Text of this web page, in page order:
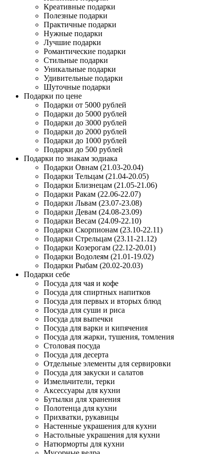
Креативные подарки
Полезные подарки
Практичные подарки
Нужные подарки
Лучшие подарки
Романтические подарки
Стильные подарки
Уникальные подарки
Удивительные подарки
Шуточные подарки
Подарки по цене
Подарки от 5000 рублей
Подарки до 5000 рублей
Подарки до 3000 рублей
Подарки до 2000 рублей
Подарки до 1000 рублей
Подарки до 500 рублей
Подарки по знакам зодиака
Подарки Овнам (21.03-20.04)
Подарки Тельцам (21.04-20.05)
Подарки Близнецам (21.05-21.06)
Подарки Ракам (22.06-22.07)
Подарки Львам (23.07-23.08)
Подарки Девам (24.08-23.09)
Подарки Весам (24.09-22.10)
Подарки Скорпионам (23.10-22.11)
Подарки Стрельцам (23.11-21.12)
Подарки Козерогам (22.12-20.01)
Подарки Водолеям (21.01-19.02)
Подарки Рыбам (20.02-20.03)
Подарки себе
Посуда для чая и кофе
Посуда для спиртных напитков
Посуда для первых и вторых блюд
Посуда для суши и риса
Посуда для выпечки
Посуда для варки и кипячения
Посуда для жарки, тушения, томления
Столовая посуда
Посуда для десерта
Отдельные элементы для сервировки
Посуда для закуски и салатов
Измельчители, терки
Аксессуары для кухни
Бутылки для хранения
Полотенца для кухни
Прихватки, рукавицы
Настенные украшения для кухни
Настольные украшения для кухни
Натюрморты для кухни